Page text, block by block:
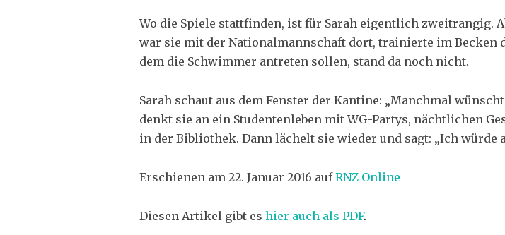
Wo die Spiele stattfinden, ist für Sarah eigentlich zweitrangig.
war sie mit der Nationalmannschaft dort, trainierte im Becken
dem die Schwimmer antreten sollen, stand da noch nicht.
Sarah schaut aus dem Fenster der Kantine: „Manchmal
denkt sie an ein Studentenleben mit WG-Partys, nächtlichen
in der Bibliothek. Dann lächelt sie wieder und sagt: „Ich würde
Erschienen am 22. Januar 2016 aufRNZ Online
Diesen Artikel gibt es hier auch als PDF.